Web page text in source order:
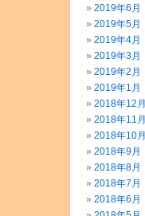
2019年6月
2019年5月
2019年4月
2019年3月
2019年2月
2019年1月
2018年12月
2018年11月
2018年10月
2018年9月
2018年8月
2018年7月
2018年6月